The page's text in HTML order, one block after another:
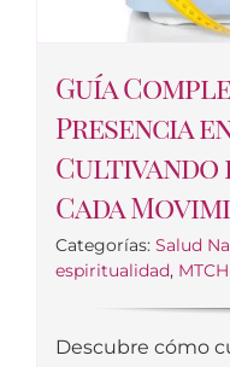
Guía
Presencia
Cultivando
Cada
Categorías: Salud
espiritualidad, MTCH
Descubre cómo